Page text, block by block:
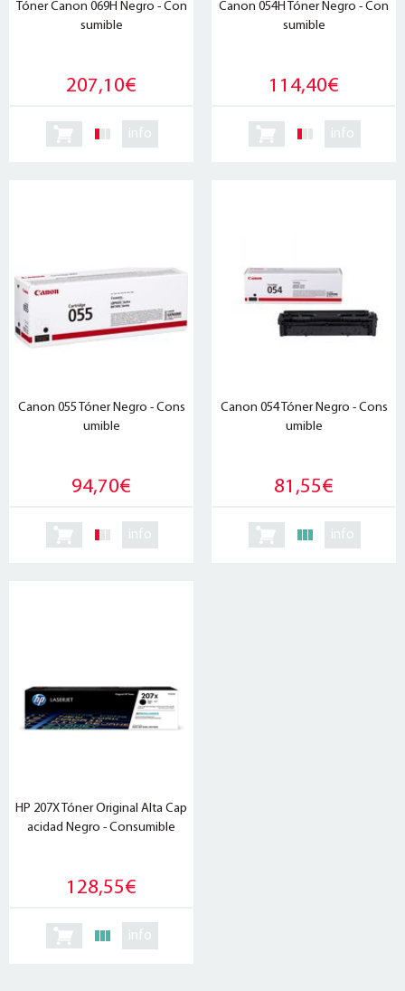
Tóner Canon 069H Negro - Con
sumible
207,10€
info
Canon 054H Tóner Negro - Con
sumible
114,40€
info
Canon 055 Tóner Negro - Cons
umible
94,70€
info
Canon 054 Tóner Negro - Cons
umible
81,55€
info
HP 207X Tóner Original Alta Cap
acidad Negro - Consumible
128,55€
info